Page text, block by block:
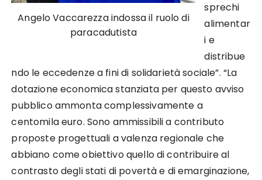
Angelo Vaccarezza indossa il ruolo di
paracadutista
sprechi
alimentar
i e
distribue
ndo le eccedenze a fini di solidarietà sociale”. “La
dotazione economica stanziata per questo avviso
pubblico ammonta complessivamente a
centomila euro. Sono ammissibili a contributo
proposte progettuali a valenza regionale che
abbiano come obiettivo quello di contribuire al
contrasto degli stati di povertà e di emarginazione,